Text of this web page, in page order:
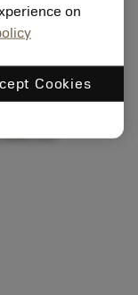
on
Cookies